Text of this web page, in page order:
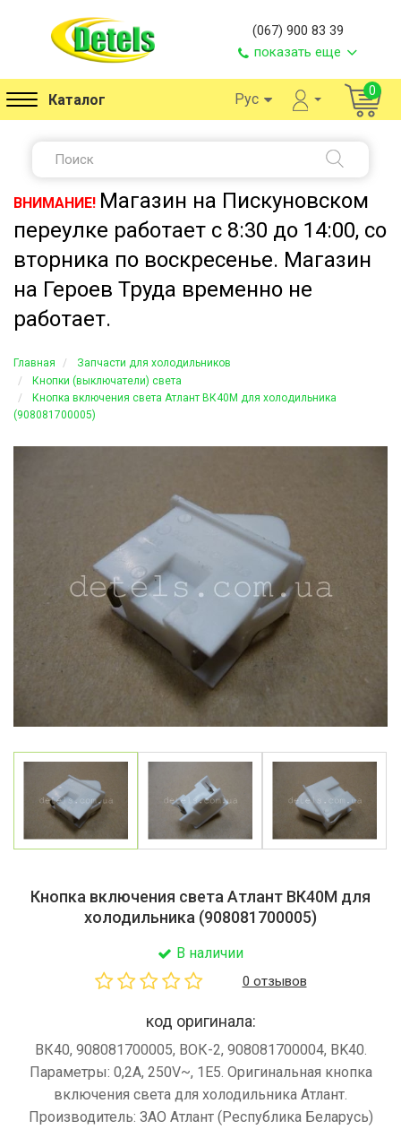
(067) 900 83 39
показать еще
Каталог Рус 0
ВНИМАНИЕ! Магазин на Пискуновском
переулке работает с 8:30 до 14:00, со
вторника по воскресенье. Магазин
на Героев Труда временно не
работает.
Главная
Запчасти для холодильников
Кнопки (выключатели) света
Кнопка включения света Атлант ВК40М для холодильника
(908081700005)
Кнопка включения света Атлант ВК40М для
холодильника (908081700005)
В наличии
0 отзывов
код оригинала:
ВК40, 908081700005, ВОК-2, 908081700004, BK40.
Параметры: 0,2A, 250V~, 1E5. Оригинальная кнопка
включения света для холодильника Атлант.
Производитель: ЗАО Атлант (Республика Беларусь)